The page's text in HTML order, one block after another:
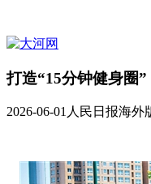
打造“15分钟健身圈”
2026-06-01人民日报海外